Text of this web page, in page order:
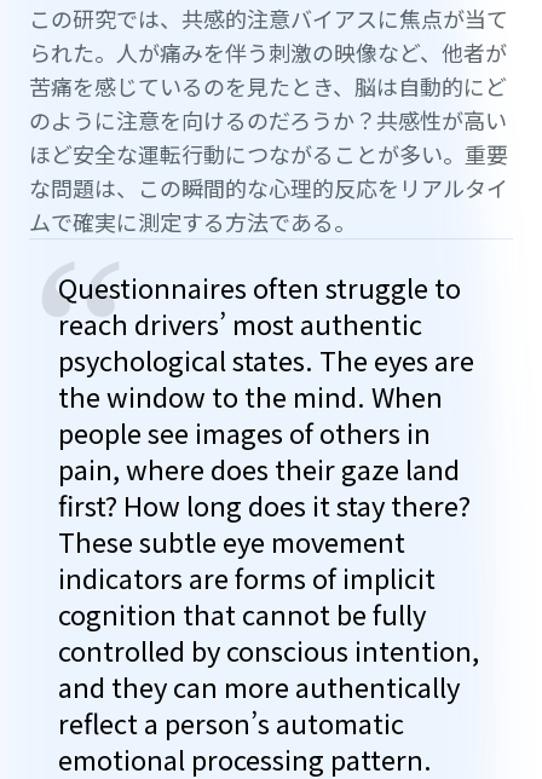
この研究では、共感的注意バイアスに焦点が当て
られた。人が痛みを伴う刺激の映像など、他者が
苦痛を感じているのを見たとき、脳は自動的にど
のように注意を向けるのだろうか？共感性が高い
ほど安全な運転行動につながることが多い。重要
な問題は、この瞬間的な心理的反応をリアルタイ
ムで確実に測定する方法である。
“
Questionnaires often struggle to
reach drivers’ most authentic
psychological states. The eyes are
the window to the mind. When
people see images of others in
pain, where does their gaze land
first? How long does it stay there?
These subtle eye movement
indicators are forms of implicit
cognition that cannot be fully
controlled by conscious intention,
and they can more authentically
reflect a person’s automatic
emotional processing pattern.